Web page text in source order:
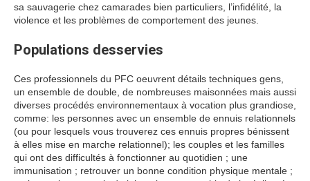
sa sauvagerie chez camarades bien particuliers, l’infidélité, la
violence et les problèmes de comportement des jeunes.
Populations desservies
Ces professionnels du PFC oeuvrent détails techniques gens,
un ensemble de double, de nombreuses maisonnées mais aussi
diverses procédés environnementaux à vocation plus grandiose,
comme: les personnes avec un ensemble de ennuis relationnels
(ou pour lesquels vous trouverez ces ennuis propres bénissent
à elles mise en marche relationnel); les couples et les familles
qui ont des difficultés à fonctionner au quotidien ; une
immunisation ; retrouver un bonne condition physique mentale ;